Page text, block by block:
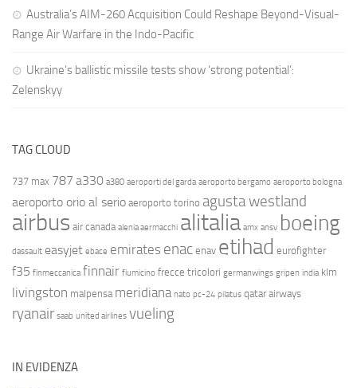
Australia’s AIM-260 Acquisition Could Reshape Beyond-Visual-
Range Air Warfare in the Indo-Pacific
Ukraine’s ballistic missile tests show ‘strong potential’:
Zelenskyy
TAG CLOUD
737 max 787 a330 a380 aeroporti del garda aeroporto bergamo aeroporto bologna
aeroporto orio al serio aeroporto torino agusta westland
airbus air canada alenia aermacchi alitalia amx ansv boeing
dassault easyjet ebace emirates enac enav etihad eurofighter
f35 finmeccanica finnair fiumicino frecce tricolori germanwings gripen india klm
livingston malpensa meridiana nato pc-24 pilatus qatar airways
ryanair saab united airlines vueling
IN EVIDENZA